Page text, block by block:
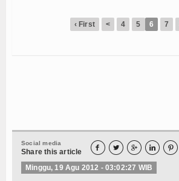
Tanaman Herbal
Manfaat Bahan Alami
Tips Kesehatan
‹ First < 4 5 6 7
Social media
Share this article     
Minggu, 19 Agu 2012 - 03:02:27 WIB